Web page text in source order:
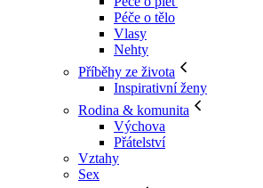
Péče o tělo
Vlasy
Nehty
Příběhy ze života
Inspirativní ženy
Rodina & komunita
Výchova
Přátelství
Vztahy
Sex